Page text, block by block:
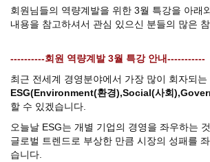
회원님들의 역량계발을 위한 3월 특강을 아래
내용을 참고하셔서 관심 있으신 분들의 많은
----------회원 역량계발 3월 특강 안내-----------
최근 전세계 경영분야에서 가장 많이 회자되는
ESG(Environment(환경),Social(사회
할 수 있겠습니다.
오늘날 ESG는 개별 기업의 경영을 좌우하는
글로벌 트렌드로 부상한 만큼 시장의 성패를
습니다.